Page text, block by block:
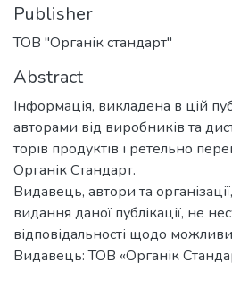
Publisher
ТОВ "Органік стандарт"
Abstract
Інформація, викладена в цій
авторами від виробників та
торів продуктів і ретельно
Органік Стандарт.
Видавець, автори та
видання даної публікації, не
відповідальності щодо
Видавець: ТОВ «Органік